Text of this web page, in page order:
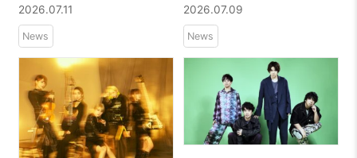
『めぐるつきひに』のリリー
スが決定！先行シングルとし
て「11月はもうさむい」を7月
15日にリリース！
2026.07.11
News
iwaki にて「オレンジスパイニ
クラブ presents スペシャルワ
ンマンライブ『パイ
ン vol.11』」開催決定！
2026.07.09
News